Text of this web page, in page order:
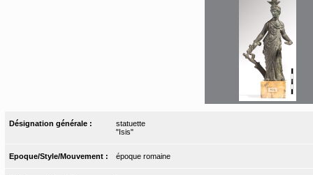
Désignation générale :
statuette
"Isis"
Epoque/Style/Mouvement : époque romaine